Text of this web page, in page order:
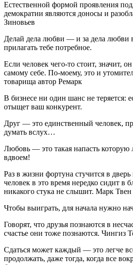
Естественной формой проявления
демократии являются доносы и
Зиновьев
Делай дела любви — и за дела любви
прилагать тебе потребное.
Если человек чего-то стоит, значит,
самому себе. По-моему, это и
товарища автор Ремарк
В бизнесе ни один шанс не теряется:
отыщет ваш конкурент.
Друг — это единственный человек,
думать вслух…
Любовь — это такая напасть которую
вдвоем!
Раз в жизни фортуна стучится в
человек в это время нередко сидит в
никакого стука не слышит. Марк Твен
Чтобы выиграть, для начала нужно
Говорят, что друзья познаются в
счастье они тоже познаются. Чингиз
Сдаться может каждый — это легче
продолжать, даже тогда, когда все